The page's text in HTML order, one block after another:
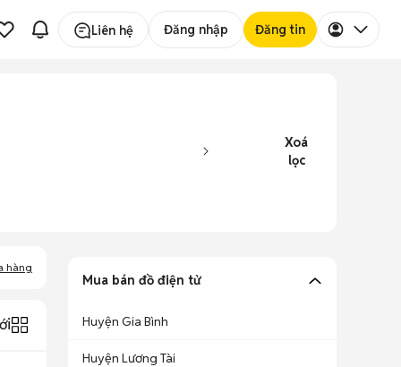
Liên hệ Đăng nhập Đăng tin
Xoá
lọc
hàng
Mua bán đồ điện tử
Huyện Gia Bình
Huyện Lương Tài